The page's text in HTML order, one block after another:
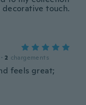
touch.
· 2 chargements
feels great;